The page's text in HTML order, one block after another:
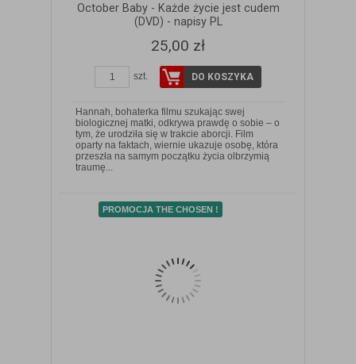
October Baby - Każde życie jest cudem
(DVD) - napisy PL
25,00 zł
szt. DO KOSZYKA
Hannah, bohaterka filmu szukając swej
biologicznej matki, odkrywa prawdę o sobie – o
tym, że urodziła się w trakcie aborcji. Film
oparty na faktach, wiernie ukazuje osobę, która
przeszła na samym początku życia olbrzymią
traumę...
ZOBACZ SZCZEGÓŁY
PROMOCJA THE CHOSEN !